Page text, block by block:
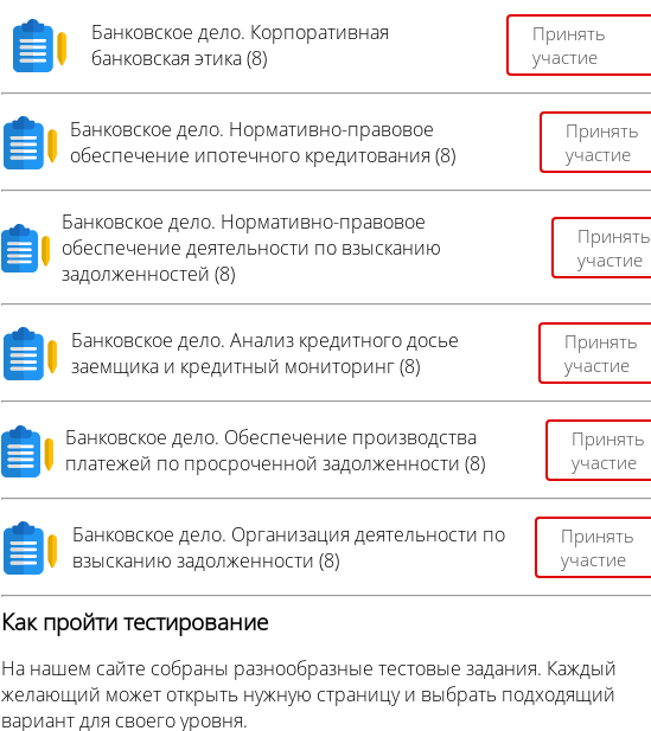
Банковское дело. Корпоративная
банковская этика (8)
Принять
участие
Банковское дело. Нормативно-правовое
обеспечение ипотечного кредитования (8)
Принять
участие
Банковское дело. Нормативно-правовое
обеспечение деятельности по взысканию
задолженностей (8)
Принять
участие
Банковское дело. Анализ кредитного досье
заемщика и кредитный мониторинг (8)
Принять
участие
Банковское дело. Обеспечение производства
платежей по просроченной задолженности (8)
Принять
участие
Банковское дело. Организация деятельности по
взысканию задолженности (8)
Принять
участие
Как пройти тестирование
На нашем сайте собраны разнообразные тестовые задания. Каждый
желающий может открыть нужную страницу и выбрать подходящий
вариант для своего уровня.